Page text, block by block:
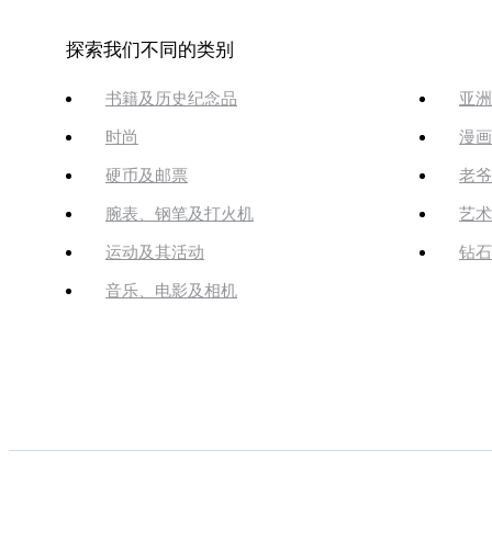
探索我们不同的类别
书籍及历史纪念品 亚
时尚 漫
硬币及邮票 老
腕表、钢笔及打火机 艺术
运动及其活动 钻
音乐、电影及相机